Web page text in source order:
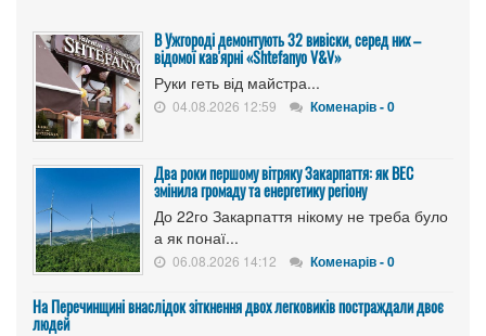
В Ужгороді демонтують 32 вивіски, серед них –
відомої кав'ярні «Shtefanyo V&V»
Руки геть від майстра...
04.08.2026 12:59 Коменарів - 0
Два роки першому вітряку Закарпаття: як ВЕС
змінила громаду та енергетику регіону
До 22го Закарпаття нікому не треба було
а як понаї...
06.08.2026 14:12 Коменарів - 0
На Перечинщині внаслідок зіткнення двох легковиків постраждали двоє
людей